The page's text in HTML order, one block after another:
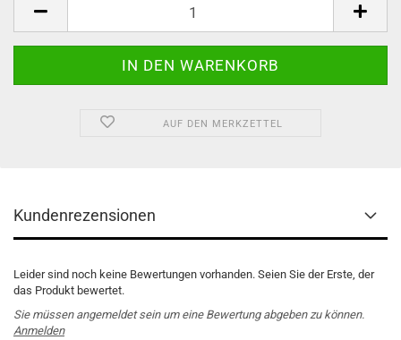
AUF DEN MERKZETTEL
Kundenrezensionen
Leider sind noch keine Bewertungen vorhanden. Seien Sie der Erste, der
das Produkt bewertet.
Sie müssen angemeldet sein um eine Bewertung abgeben zu können.
Anmelden